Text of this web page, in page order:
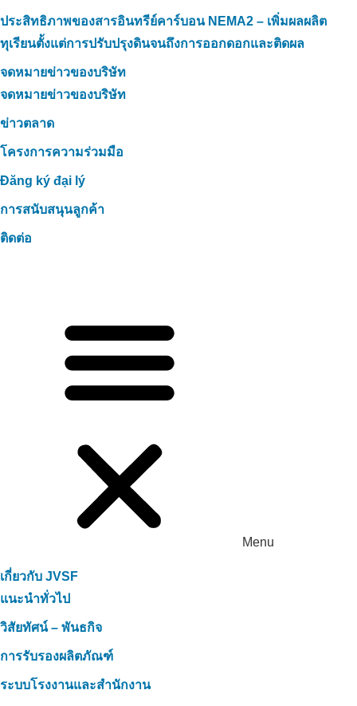
ประสิทธิภาพของสารอินทรีย์คาร์บอน NEMA2 – เพิ่มผลผลิต
ทุเรียนตั้งแต่การปรับปรุงดินจนถึงการออกดอกและติดผล
จดหมายข่าวของบริษัท
จดหมายข่าวของบริษัท
ข่าวตลาด
โครงการความร่วมมือ
Đăng ký đại lý
การสนับสนุนลูกค้า
ติดต่อ
Menu
เกี่ยวกับ JVSF
แนะนำทั่วไป
วิสัยทัศน์ – พันธกิจ
การรับรองผลิตภัณฑ์
ระบบโรงงานและสำนักงาน